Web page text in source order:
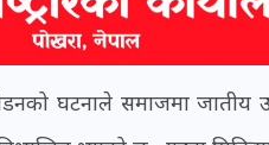
घटनाले समाजमा